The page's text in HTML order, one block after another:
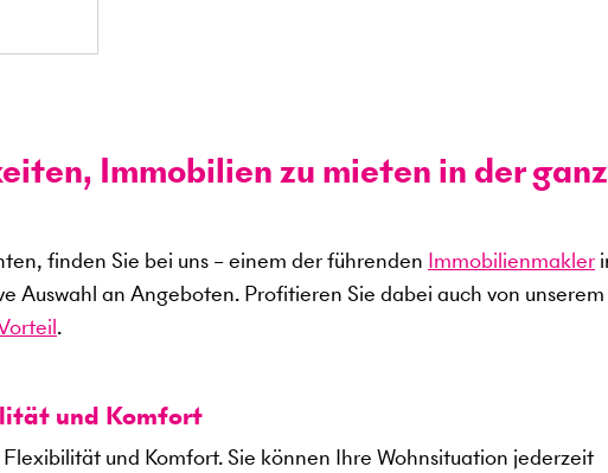
Immobilien zu mieten in der
finden Sie bei uns – einem der führenden Immobilienmakler
Auswahl an Angeboten. Profitieren Sie dabei auch von unserem
.
und Komfort
und Komfort. Sie können Ihre Wohnsituation jederzeit